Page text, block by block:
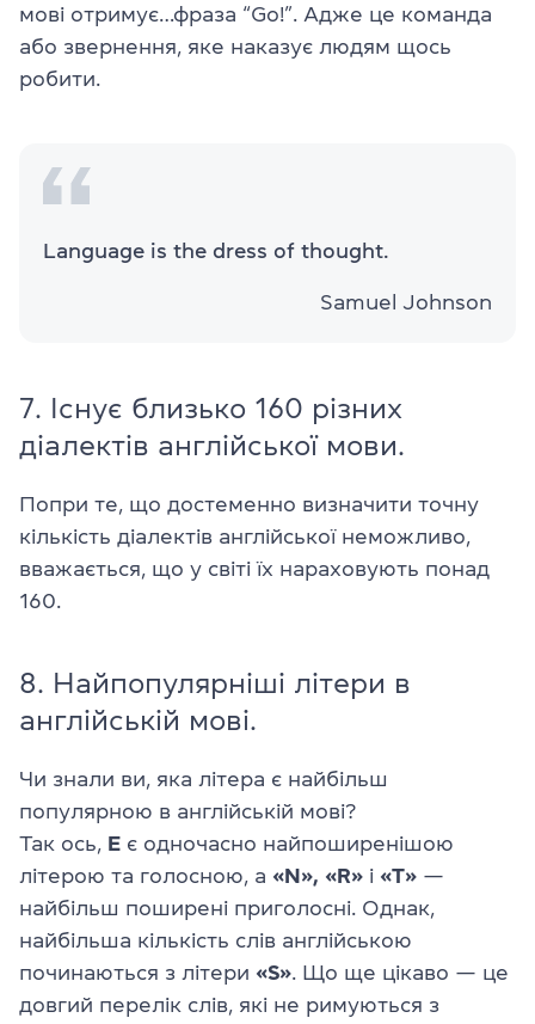
мові отримує…фраза “Go!”. Адже це команда
або звернення, яке наказує людям щось
робити.
Language is the dress of thought.
Samuel Johnson
7. Існує близько 160 різних
діалектів англійської мови.
Попри те, що достеменно визначити точну
кількість діалектів англійської неможливо,
вважається, що у світі їх нараховують понад
160.
8. Найпопулярніші літери в
англійській мові.
Чи знали ви, яка літера є найбільш
популярною в англійській мові?
Так ось, E є одночасно найпоширенішою
літерою та голосною, а «N», «R» і «T» —
найбільш поширені приголосні. Однак,
найбільша кількість слів англійською
починаються з літери «S» . Що ще цікаво — це
довгий перелік слів, які не римуються з